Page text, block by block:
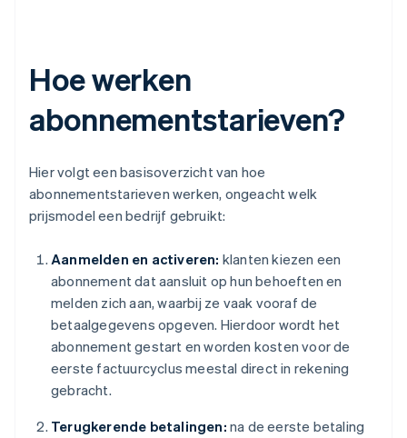
Hoe werken
abonnementstarieven?
Hier volgt een basisoverzicht van hoe
abonnementstarieven werken, ongeacht welk
prijsmodel een bedrijf gebruikt:
Aanmelden en activeren: klanten kiezen een
abonnement dat aansluit op hun behoeften en
melden zich aan, waarbij ze vaak vooraf de
betaalgegevens opgeven. Hierdoor wordt het
abonnement gestart en worden kosten voor de
eerste factuurcyclus meestal direct in rekening
gebracht.
Terugkerende betalingen: na de eerste betaling